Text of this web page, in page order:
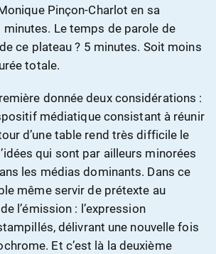
Pinçon-Charlot en sa
minutes. Le temps de parole de
ce plateau ? 5 minutes. Soit moins
totale.
donnée deux considérations :
médiatique consistant à réunir
d’une table rend très difficile le
qui sont par ailleurs minorées
les médias dominants. Dans ce
même servir de prétexte au
l’émission : l’expression
délivrant une nouvelle fois
Et c’est là la deuxième